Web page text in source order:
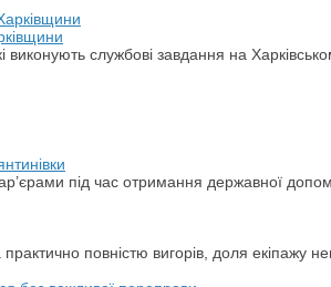
службові завдання на
під час отримання державної
повністю вигорів, доля екіпажу